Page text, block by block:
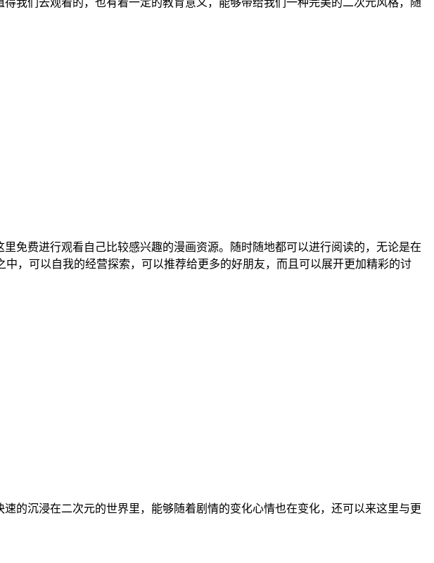
我们去观看的，也有着一定的教育意义，能够带给我们一种完美的二次元风格，随
免费进行观看自己比较感兴趣的漫画资源。随时随地都可以进行阅读的，无论是在
，可以自我的经营探索，可以推荐给更多的好朋友，而且可以展开更加精彩的讨
的沉浸在二次元的世界里，能够随着剧情的变化心情也在变化，还可以来这里与更